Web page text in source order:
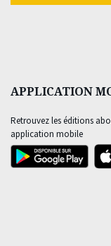
APPLICATION
Retrouvez les éditions
application mobile